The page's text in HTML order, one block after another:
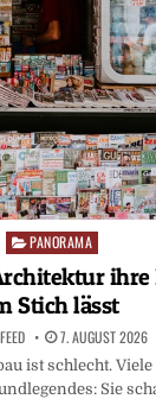
Posted
PANORAMA
Stich lässt
7. AUGUST 2026
ist schlecht. Viele
Sie